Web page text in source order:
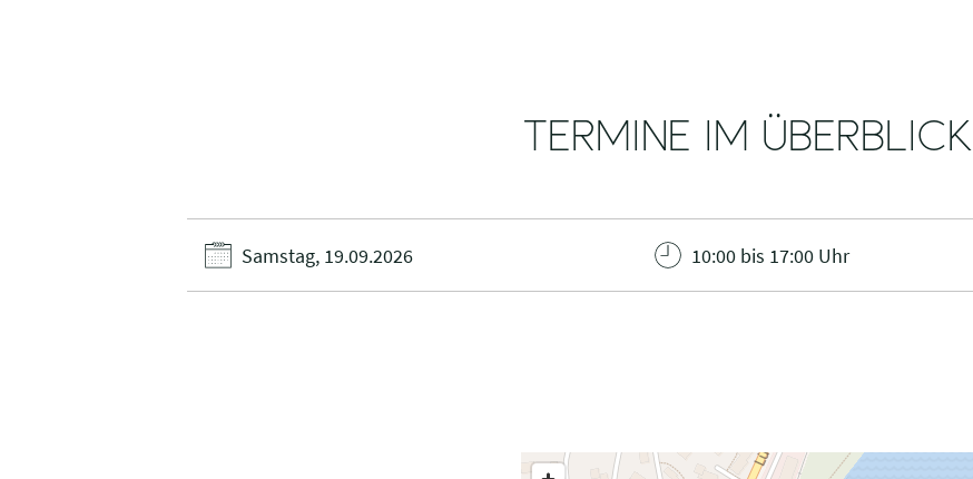
TERMINE IM ÜBERBLICK
Samstag, 19.09.2026 10:00 bis 17:00 Uhr